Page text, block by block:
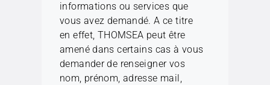
informations ou services que
vous avez demandé. A ce titre
en effet, THOMSEA peut être
amené dans certains cas à vous
demander de renseigner vos
nom, prénom, adresse mail,